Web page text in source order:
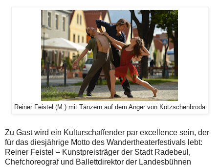
Reiner Feistel (M.) mit Tänzern auf dem Anger von Kötzschenbroda
Zu Gast wird ein Kulturschaffender par excellence sein, der
für das diesjährige Motto des Wandertheaterfestivals lebt:
Reiner Feistel – Kunstpreisträger der Stadt Radebeul,
Chefchoreograf und Ballettdirektor der Landesbühnen